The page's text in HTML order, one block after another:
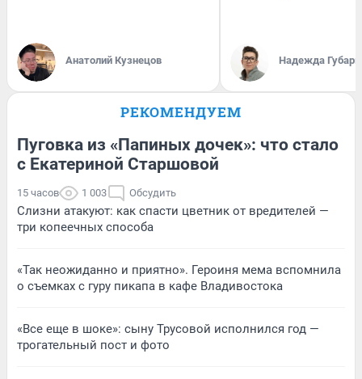
Анатолий Кузнецов Надежда Губарь
РЕКОМЕНДУЕМ
Пуговка из «Папиных дочек»: что стало
с Екатериной Старшовой
15 часов 1 003 Обсудить
Слизни атакуют: как спасти цветник от вредителей —
три копеечных способа
«Так неожиданно и приятно». Героиня мема вспомнила
о съемках с гуру пикапа в кафе Владивостока
«Все еще в шоке»: сыну Трусовой исполнился год —
трогательный пост и фото